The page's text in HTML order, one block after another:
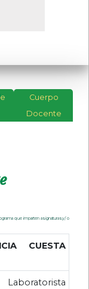
Cuerpo
Docente
que imparten asignaturasy/ o
CUESTA